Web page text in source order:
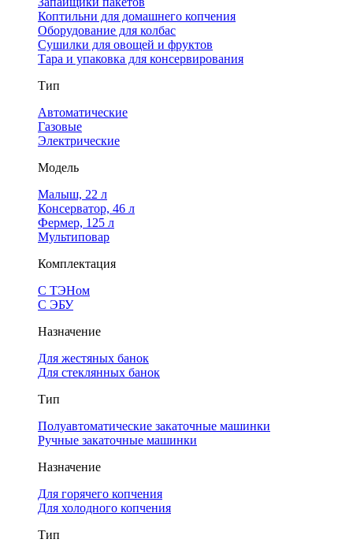
Коптильни для домашнего копчения
Оборудование для колбас
Сушилки для овощей и фруктов
Тара и упаковка для консервирования
Тип
Автоматические
Газовые
Электрические
Модель
Малыш, 22 л
Консерватор, 46 л
Фермер, 125 л
Мультиповар
Комплектация
С ТЭНом
С ЭБУ
Назначение
Для жестяных банок
Для стеклянных банок
Тип
Полуавтоматические закаточные машинки
Ручные закаточные машинки
Назначение
Для горячего копчения
Для холодного копчения
Тип